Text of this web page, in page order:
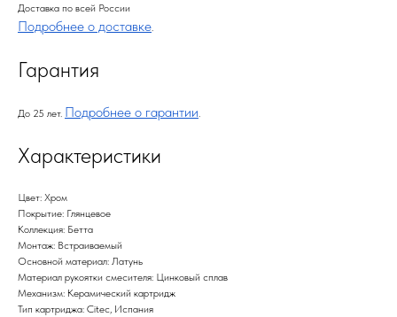
Доставка по всей России
Подробнее о доставке.
Гарантия
До 25 лет. Подробнее о гарантии.
Характеристики
Цвет: Хром
Покрытие: Глянцевое
Коллекция: Бетта
Монтаж: Встраиваемый
Основной материал: Латунь
Материал рукоятки смесителя: Цинковый сплав
Механизм: Керамический картридж
Тип картриджа: Citec, Испания